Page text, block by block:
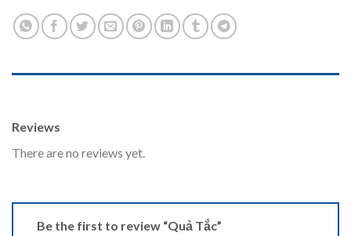
Reviews
There are no reviews yet.
Be the first to review “Quả Tắc”